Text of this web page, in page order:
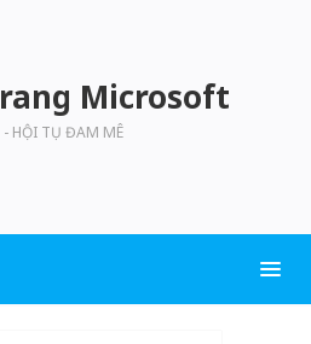
Microsoft
- HỘI TỤ ĐAM MÊ